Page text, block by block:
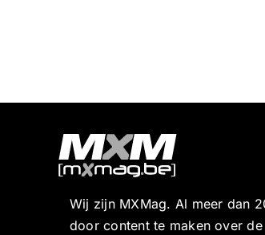
Wij zijn MXMag. Al meer dan
door content te maken over